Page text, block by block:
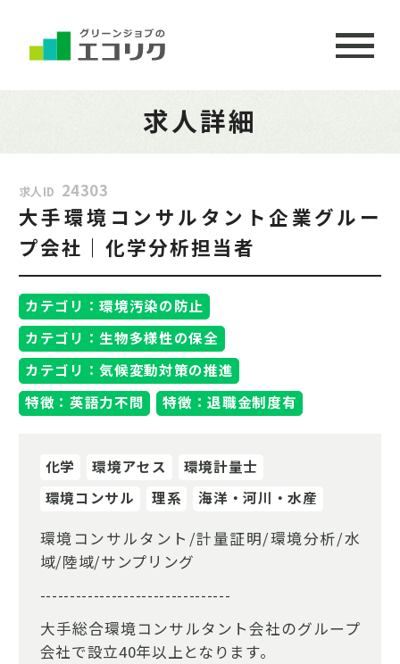
求人詳細
求人ID 24303
大手環境コンサルタント企業グルー
プ会社｜化学分析担当者
カテゴリ：環境汚染の防止
カテゴリ：生物多様性の保全
カテゴリ：気候変動対策の推進
特徴：英語力不問
特徴：退職金制度有
化学 環境アセス
環境計量士
環境コンサル
理系 海洋・河川・水産
環境コンサルタント/計量証明/環境分析/水
域/陸域/サンプリング
--------------------------------
大手総合環境コンサルタント会社のグループ
会社で設立40年以上となります。